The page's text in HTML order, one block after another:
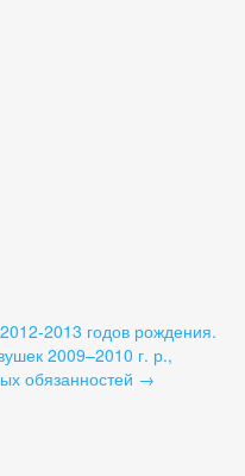
2013 годов рождения.
2009–2010 г. р.,
обязанностей →